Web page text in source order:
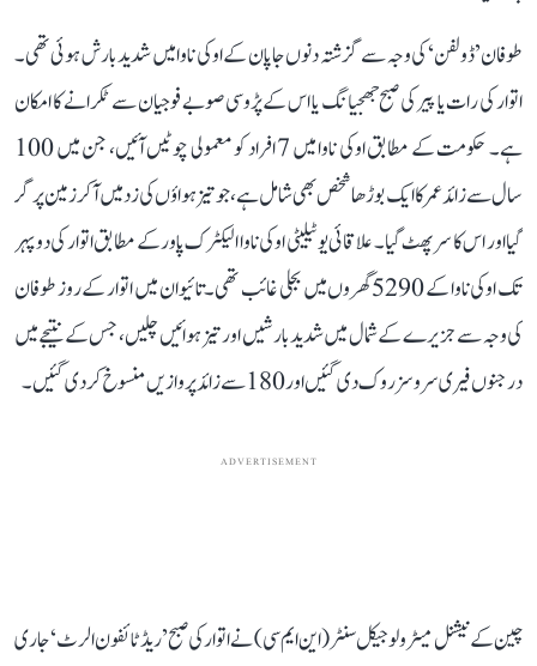
طوفان ’ڈولفن‘ کی وجہ سے گزشتہ دنوں جاپان کے اوکی ناوا میں شدید بارش ہوئی تھی۔
اتوار کی رات یا پیر کی صبح جھجیانگ یا اس کے پڑوسی صوبے فوجیان سے ٹکرانے کا امکان
ہے۔ حکومت کے مطابق اوکی ناوا میں 7 افراد کو معمولی چوٹیں آئیں، جن میں 100
سال سے زائد عمر کا ایک بوڑھا شخص بھی شامل ہے، جو تیز ہواؤں کی زد میں آ کر زمین پر گر
گیا اور اس کا سر پھٹ گیا۔ علاقائی یوٹیلیٹی اوکی ناوا الیکٹرک پاور کے مطابق اتوار کی دوپہر
تک اوکی ناوا کے 5290 گھروں میں بجلی غائب تھی۔ تائیوان میں اتوار کے روز طوفان
کی وجہ سے جزیرے کے شمال میں شدید بارشیں اور تیز ہوائیں چلیں، جس کے نتیجے میں
درجنوں فیری سروسز روک دی گئیں اور 180 سے زائد پروازیں منسوخ کر دی گئیں۔
ADVERTISEMENT
چین کے نیشنل میٹرولوجیکل سنٹر (این ایم سی) نے اتوار کی صبح ’ریڈ ٹائفون الرٹ‘ جاری